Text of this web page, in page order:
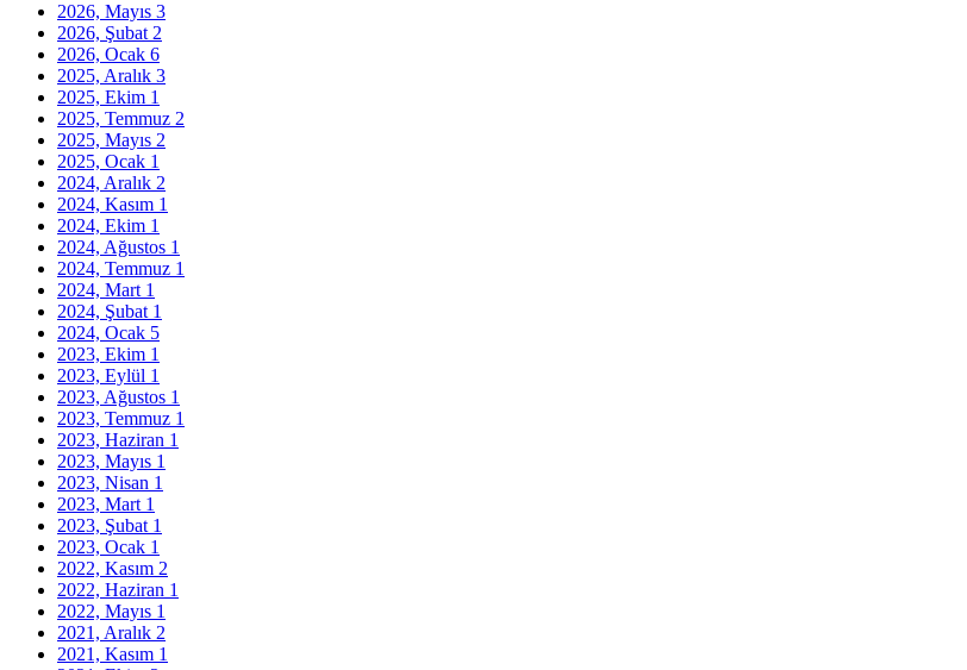
2026, Mayıs 3
2026, Şubat 2
2026, Ocak 6
2025, Aralık 3
2025, Ekim 1
2025, Temmuz 2
2025, Mayıs 2
2025, Ocak 1
2024, Aralık 2
2024, Kasım 1
2024, Ekim 1
2024, Ağustos 1
2024, Temmuz 1
2024, Mart 1
2024, Şubat 1
2024, Ocak 5
2023, Ekim 1
2023, Eylül 1
2023, Ağustos 1
2023, Temmuz 1
2023, Haziran 1
2023, Mayıs 1
2023, Nisan 1
2023, Mart 1
2023, Şubat 1
2023, Ocak 1
2022, Kasım 2
2022, Haziran 1
2022, Mayıs 1
2021, Aralık 2
2021, Kasım 1